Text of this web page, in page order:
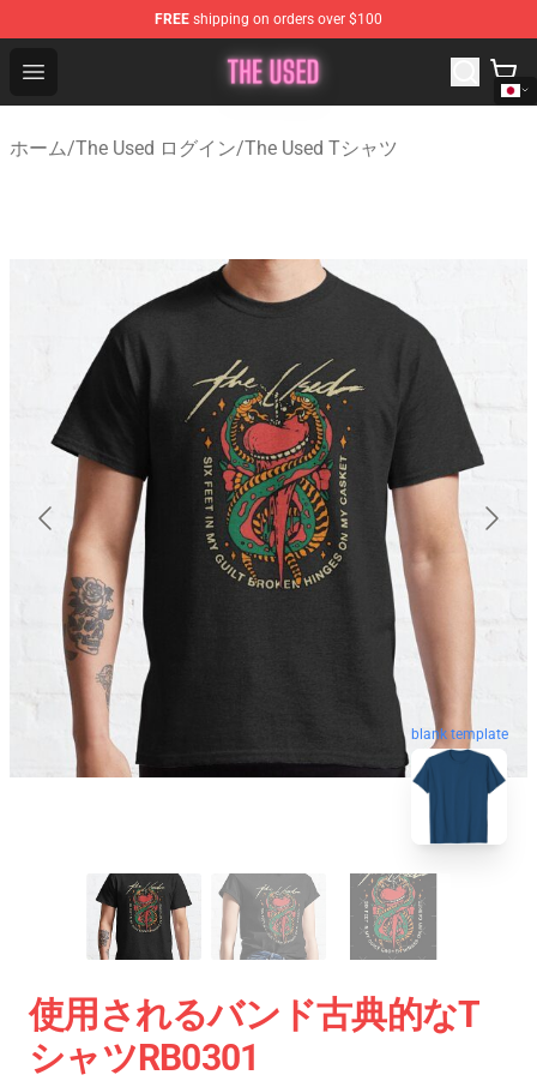
FREE shipping on orders over $100
Open menu
The Used Store - Official The Used Merchandise Shop
ホーム/The Used ログイン/The Used Tシャツ
blank template
使用されるバンド古典的なT
シャツRB0301